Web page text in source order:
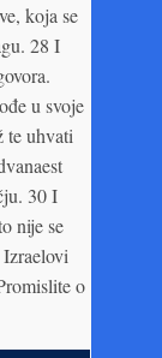
koja se
28 I
u svoje
te uhvati
30 I
nije se
o